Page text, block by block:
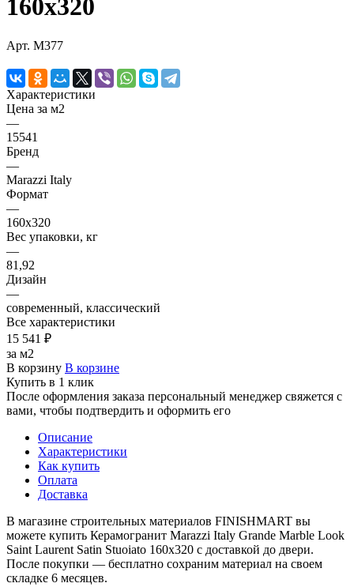
160х320
Арт. M377
Характеристики
Цена за м2
—
15541
Бренд
—
Marazzi Italy
Формат
—
160х320
Вес упаковки, кг
—
81,92
Дизайн
—
современный, классический
Все характеристики
15 541 ₽
за м2
В корзину В корзине
Купить в 1 клик
После оформления заказа персональный менеджер свяжется с
вами, чтобы подтвердить и оформить его
Описание
Характеристики
Как купить
Оплата
Доставка
В магазине строительных материалов FINISHMART вы
можете купить Керамогранит Marazzi Italy Grande Marble Look
Saint Laurent Satin Stuoiato 160х320 с доставкой до двери.
После покупки — бесплатно сохраним материал на своем
складке 6 месяцев.